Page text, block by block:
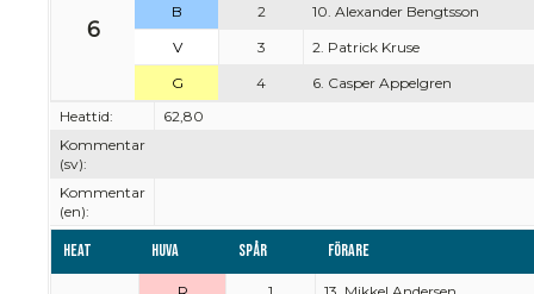
6
B
2
10. Alexander Bengtsson
V
3
2. Patrick Kruse
G
4
6. Casper Appelgren
Heattid:
62,80
Kommentar
(sv):
Kommentar
(en):
Heat Huva Spår Förare